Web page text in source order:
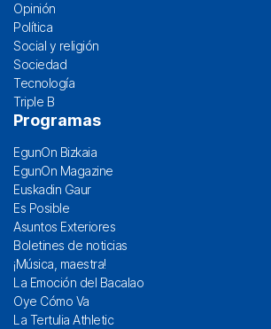
Opinión
Política
Social y religión
Sociedad
Tecnología
Triple B
Programas
EgunOn Bizkaia
EgunOn Magazine
Euskadin Gaur
Es Posible
Asuntos Exteriores
Boletines de noticias
¡Música, maestra!
La Emoción del Bacalao
Oye Cómo Va
La Tertulia Athletic